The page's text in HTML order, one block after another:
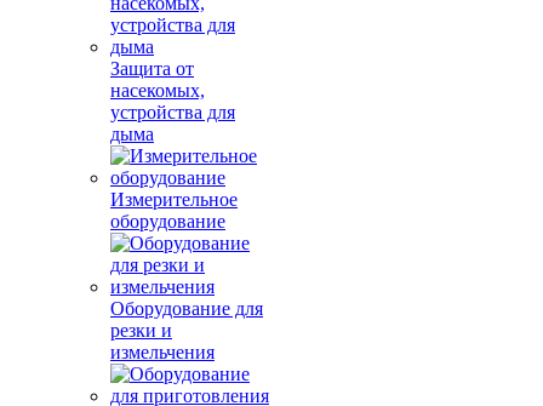
Защита от
насекомых,
устройства для
дыма
Измерительное
оборудование
Оборудование для
резки и
измельчения